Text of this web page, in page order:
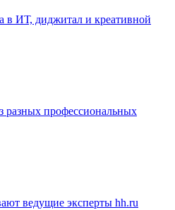
в ИТ, диджитал и креативной
разных профессиональных
ведущие эксперты hh.ru